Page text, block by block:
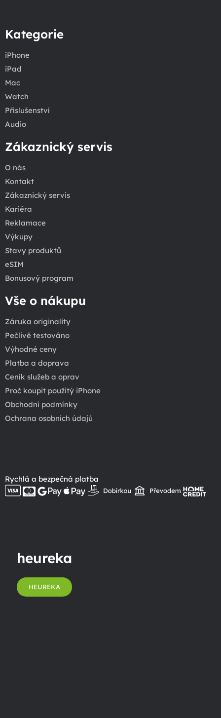
Kategorie
iPhone
iPad
Mac
Watch
Příslušenství
Audio
Zákaznický servis
O nás
Kontakt
Zákaznický servis
Kariéra
Reklamace
Výkupy
Stavy produktů
eSIM
Bonusový program
Vše o nákupu
Záruka originality
Pečlivě testováno
Výhodné ceny
Platba a doprava
Ceník služeb a oprav
Proč koupit použitý iPhone
Obchodní podmínky
Ochrana osobních údajů
Rychlá a bezpečná platba
heureka
HEUREKA